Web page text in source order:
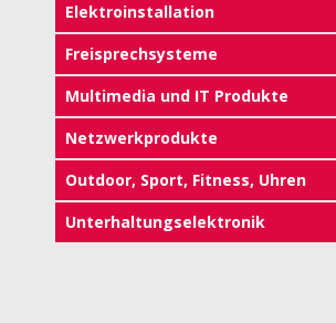
Elektroinstallation
Freisprechsysteme
Multimedia und IT Produkte
Netzwerkprodukte
Outdoor, Sport, Fitness, Uhren
Unterhaltungselektronik